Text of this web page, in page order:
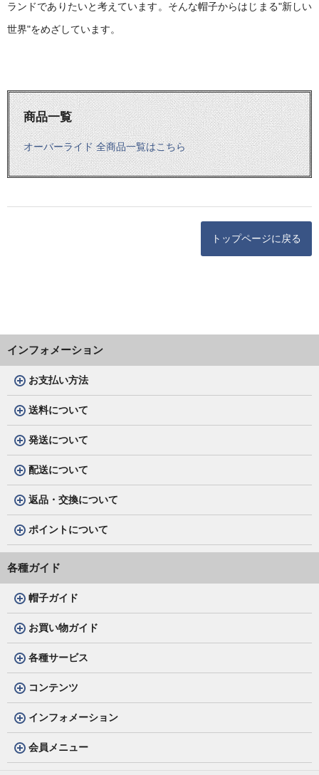
ランドでありたいと考えています。そんな帽子からはじまる"新しい
世界"をめざしています。
商品一覧
オーバーライド 全商品一覧はこちら
トップページに戻る
インフォメーション
お支払い方法
送料について
発送について
配送について
返品・交換について
ポイントについて
各種ガイド
帽子ガイド
お買い物ガイド
各種サービス
コンテンツ
インフォメーション
会員メニュー